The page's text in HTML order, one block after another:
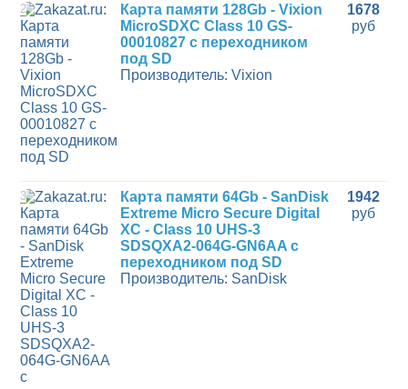
2
Карта памяти 128Gb - Vixion
MicroSDXC Class 10 GS-
00010827 с переходником
под SD
Производитель: Vixion
1678
руб
3
Карта памяти 64Gb - SanDisk
Extreme Micro Secure Digital
XC - Class 10 UHS-3
SDSQXA2-064G-GN6AA с
переходником под SD
Производитель: SanDisk
1942
руб